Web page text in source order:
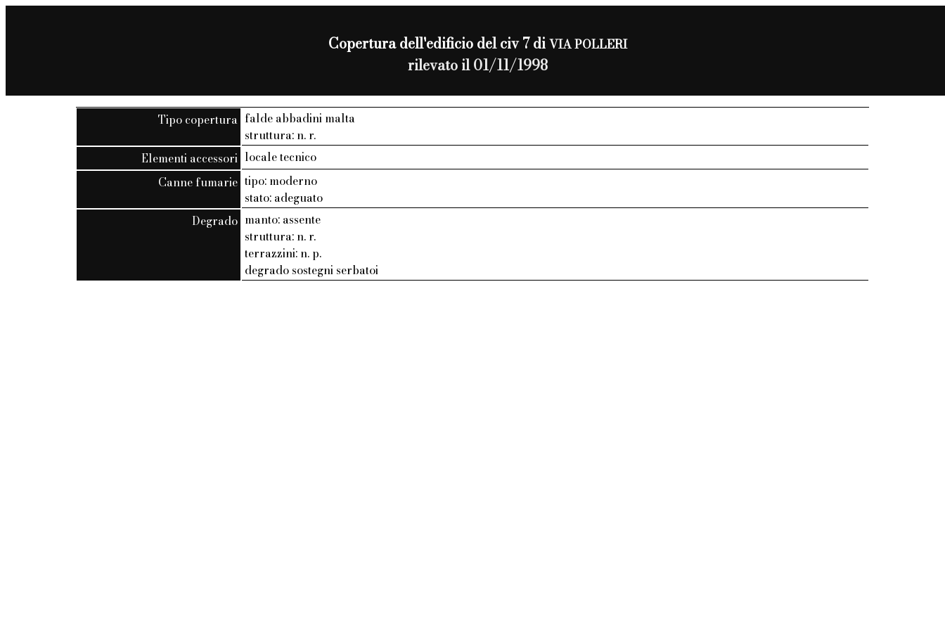
Copertura dell'edificio del civ 7 diVIA POLLERI
rilevato il 01/11/1998
Tipo copertura falde abbadini malta
struttura: n. r.
Elementi accessori locale tecnico
Canne fumarie tipo: moderno
stato: adeguato
Degrado manto: assente
struttura: n. r.
terrazzini: n. p.
degrado sostegni serbatoi